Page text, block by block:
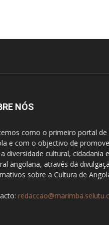
NÓS
como o primeiro portal de
e com o objectivo de
diversidade cultural, cidadania
angolana, através da
sobre a Cultura de